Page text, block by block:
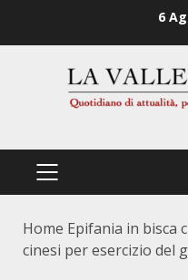
6
PRIMÄRES
Home Epifania in bisca
cinesi per esercizio del